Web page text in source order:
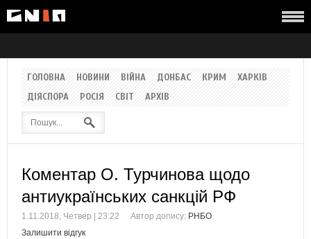
ГОЛОВНА НОВИНИ ВІЙНА ДОНБАС КРИМ
ХАРКІВ
ДІЯСПОРА
РОСІЯ СВІТ АРХІВ
Коментар О. Турчинова щодо
антиукраїнських санкцій РФ
1.11.2018, Четвер | 23:22 Автор допису: РНБО
Залишити відгук